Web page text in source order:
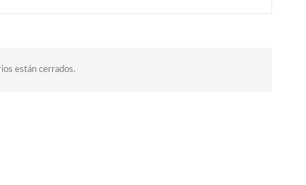
están cerrados.